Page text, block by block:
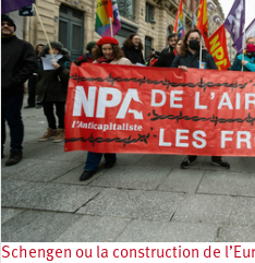
Schengen ou la construction de